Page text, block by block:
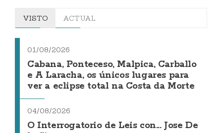
VISTO ACTUAL
01/08/2026
Cabana, Ponteceso, Malpica, Carballo
e A Laracha, os únicos lugares para
ver a eclipse total na Costa da Morte
04/08/2026
O Interrogatorio de Leis con... Jose De